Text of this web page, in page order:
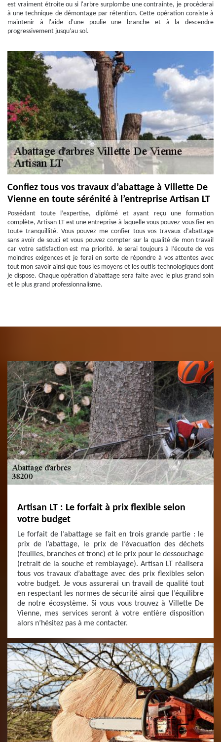
est vraiment étroite ou si l'arbre surplombe une contrainte, je procèderai
à une technique de démontage par rétention. Cette opération consiste à
maintenir à l'aide d'une poulie une branche et à la descendre
progressivement jusqu’au sol.
Confiez tous vos travaux d’abattage à Villette De
Vienne en toute sérénité à l’entreprise Artisan LT
Possédant toute l’expertise, diplômé et ayant reçu une formation
complète, Artisan LT est une entreprise à laquelle vous pouvez vous fier en
toute tranquillité. Vous pouvez me confier tous vos travaux d’abattage
sans avoir de souci et vous pouvez compter sur la qualité de mon travail
car votre satisfaction est ma priorité. Je serai toujours à l’écoute de vos
moindres exigences et je ferai en sorte de répondre à vos attentes avec
tout mon savoir ainsi que tous les moyens et les outils technologiques dont
je dispose. Chaque opération d’abattage sera faite avec le plus grand soin
et le plus grand professionnalisme.
Artisan LT : Le forfait à prix flexible selon
votre budget
Le forfait de l’abattage se fait en trois grande partie : le
prix de l’abattage, le prix de l’évacuation des déchets
(feuilles, branches et tronc) et le prix pour le dessouchage
(retrait de la souche et remblayage). Artisan LT réalisera
tous vos travaux d’abattage avec des prix flexibles selon
votre budget. Je vous assurerai un travail de qualité tout
en respectant les normes de sécurité ainsi que l’équilibre
de notre écosystème. Si vous vous trouvez à Villette De
Vienne, mes services seront à votre entière disposition
alors n’hésitez pas à me contacter.